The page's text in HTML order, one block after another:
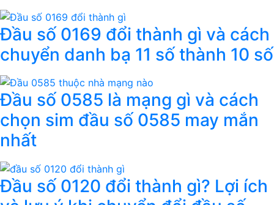
Đầu số 0169 đổi thành gì và cách
chuyển danh bạ 11 số thành 10 số
Đầu số 0585 là mạng gì và cách
chọn sim đầu số 0585 may mắn
nhất
Đầu số 0120 đổi thành gì? Lợi ích